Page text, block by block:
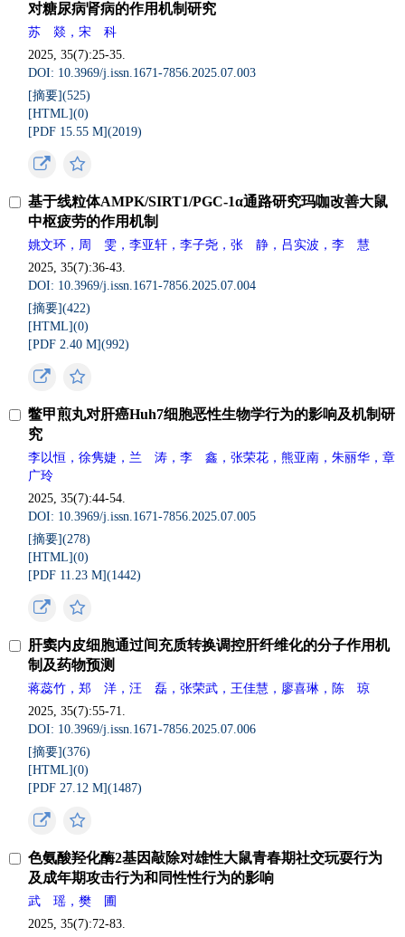
对糖尿病肾病的作用机制研究
苏 燚，宋 科
2025, 35(7):25-35.
DOI: 10.3969/j.issn.1671-7856.2025.07.003
[摘要](525)
[HTML](0)
[PDF 15.55 M](2019)
基于线粒体AMPK/SIRT1/PGC-1α通路研究玛咖改善大鼠
中枢疲劳的作用机制
姚文环，周 雯，李亚轩，李子尧，张 静，吕实波，李 慧
2025, 35(7):36-43.
DOI: 10.3969/j.issn.1671-7856.2025.07.004
[摘要](422)
[HTML](0)
[PDF 2.40 M](992)
鳖甲煎丸对肝癌Huh7细胞恶性生物学行为的影响及机制研
究
李以恒，徐隽婕，兰 涛，李 鑫，张荣花，熊亚南，朱丽华，章
广玲
2025, 35(7):44-54.
DOI: 10.3969/j.issn.1671-7856.2025.07.005
[摘要](278)
[HTML](0)
[PDF 11.23 M](1442)
肝窦内皮细胞通过间充质转换调控肝纤维化的分子作用机
制及药物预测
蒋蕊竹，郑 洋，汪 磊，张荣武，王佳慧，廖喜琳，陈 琼
2025, 35(7):55-71.
DOI: 10.3969/j.issn.1671-7856.2025.07.006
[摘要](376)
[HTML](0)
[PDF 27.12 M](1487)
色氨酸羟化酶2基因敲除对雄性大鼠青春期社交玩耍行为
及成年期攻击行为和同性性行为的影响
武 瑶，樊 圃
2025, 35(7):72-83.